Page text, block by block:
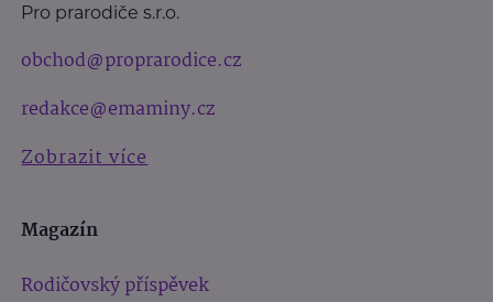
Pro prarodiče s.r.o.
obchod@proprarodice.cz
redakce@emaminy.cz
Zobrazit více
Magazín
Rodičovský příspěvek